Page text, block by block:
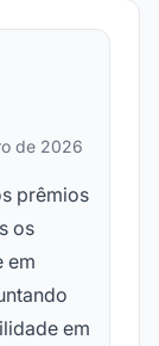
de 2026
prêmios
os
em
em